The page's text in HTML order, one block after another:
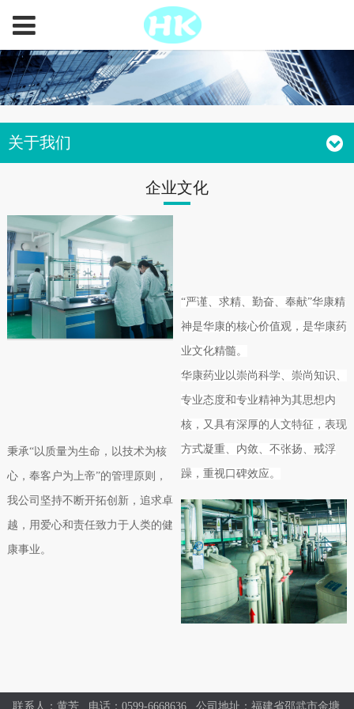
关于我们
企业文化
秉承“以质量为生命，以技术为核
心，奉客户为上帝”的管理原则，
我公司坚持不断开拓创新，追求卓
越，用爱心和责任致力于人类的健
康事业。
“严谨、求精、勤奋、奉献”华康精
神是华康的核心价值观，是华康药
业文化精髓。
华康药业以崇尚科学、崇尚知识、
专业态度和专业精神为其思想内
核，又具有深厚的人文特征，表现
方式凝重、内敛、不张扬、戒浮
躁，重视口碑效应。
联系人：黄芳 电话：0599-6668636 公司地址：福建省邵武市金塘